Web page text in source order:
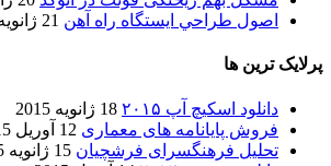
اصول طراحي ایستگاه راه آهن 21 ژانویه 2015
پرلایک ترین ها
دانلود اسکیچ آپ ۲۰۱۵
18 ژانویه 2015
فروش پایانامه های معماری 12 آوریل 2015
تحلیل فرهنگسرای فرشچیان 15 ژانویه 2015